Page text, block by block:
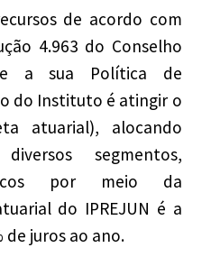
de acordo com
4.963 do Conselho
e a sua Política de
do Instituto é atingir o
atuarial), alocando
segmentos,
por meio da
do IPREJUN é a
de juros ao ano.